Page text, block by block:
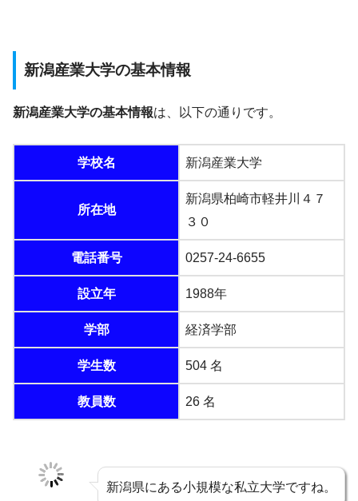
新潟産業大学の基本情報
新潟産業大学の基本情報は、以下の通りです。
学校名 新潟産業大学
所在地
新潟県柏崎市軽井川４７
３０
電話番号 0257-24-6655
設立年 1988年
学部 経済学部
学生数 504 名
教員数 26 名
新潟県にある小規模な私立大学ですね。